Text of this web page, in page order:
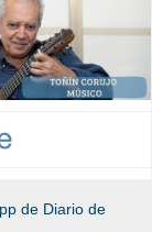
de Diario de